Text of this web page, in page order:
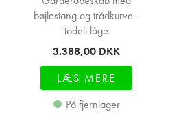
bøjlestang og trådkurve -
todelt låge
3.388,00 DKK
LÆS MERE
På fjernlager